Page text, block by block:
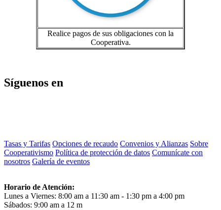
Realice pagos de sus obligaciones con la
Cooperativa.
Síguenos en
Tasas y Tarifas Opciones de recaudo Convenios y Alianzas Sobre
Cooperativismo Política de protección de datos Comunícate con
nosotros Galería de eventos
Horario de Atención:
Lunes a Viernes: 8:00 am a 11:30 am - 1:30 pm a 4:00 pm
Sábados: 9:00 am a 12 m